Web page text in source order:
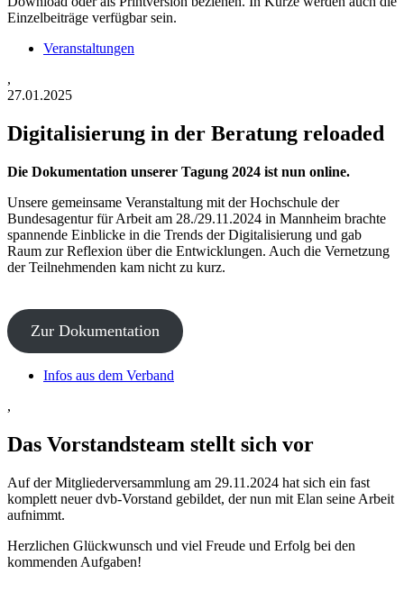
Einzelbeiträge verfügbar sein.
Veranstaltungen
,
27.01.2025
Digitalisierung in der Beratung reloaded
Die Dokumentation unserer Tagung 2024 ist nun online.
Unsere gemeinsame Veranstaltung mit der Hochschule der
Bundesagentur für Arbeit am 28./29.11.2024 in Mannheim brachte
spannende Einblicke in die Trends der Digitalisierung und gab
Raum zur Reflexion über die Entwicklungen. Auch die Vernetzung
der Teilnehmenden kam nicht zu kurz.
Zur Dokumentation
Infos aus dem Verband
,
Das Vorstandsteam stellt sich vor
Auf der Mitgliederversammlung am 29.11.2024 hat sich ein fast
komplett neuer dvb-Vorstand gebildet, der nun mit Elan seine Arbeit
aufnimmt.
Herzlichen Glückwunsch und viel Freude und Erfolg bei den
kommenden Aufgaben!